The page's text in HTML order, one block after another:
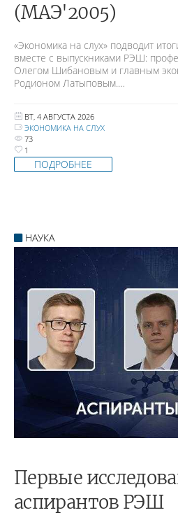
(МАЭ'2005)
«Экономика на слух» подводит
вместе с выпускниками РЭШ:
Олегом Шибановым и главным
Родионом Латыповым.…
ВТ, 4 АВГУСТА 2026
ЭКОНОМИКА НА СЛУХ
73
1
ПОДРОБНЕЕ
НАУКА
Первые
аспирантов РЭШ